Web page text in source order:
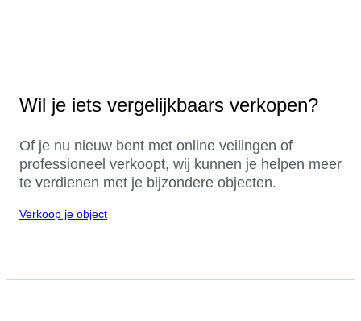
Wil je iets vergelijkbaars verkopen?
Of je nu nieuw bent met online veilingen of
professioneel verkoopt, wij kunnen je helpen meer
te verdienen met je bijzondere objecten.
Verkoop je object